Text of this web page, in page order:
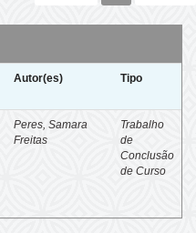
Autor(es) Tipo
Peres, Samara
Freitas
Trabalho
de
Conclusão
de Curso